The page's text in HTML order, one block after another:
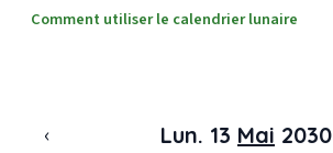
Comment utiliser le calendrier lunaire
‹ Lun. 13 Mai 2030